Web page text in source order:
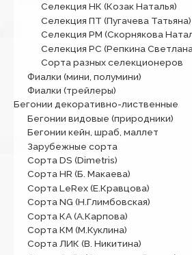
Селекция НК (Козак Наталья)
Селекция ПТ (Пугачева Татьяна)
Селекция РМ (Скорнякова
Селекция РС (Репкина
Сорта разных селекционеров
Фиалки (мини, полумини)
Фиалки (трейлеры)
Бегонии декоративно-лиственные
Бегонии видовые (природники)
Бегонии кейн, шраб, маллет
Зарубежные сорта
Сорта DS (Dimetris)
Сорта HR (Б. Макаева)
Сорта LeRex (Е.Кравцова)
Сорта NG (Н.Глимбовская)
Сорта КА (А.Карпова)
Сорта КМ (М.Куклина)
Сорта ЛИК (В. Никитина)